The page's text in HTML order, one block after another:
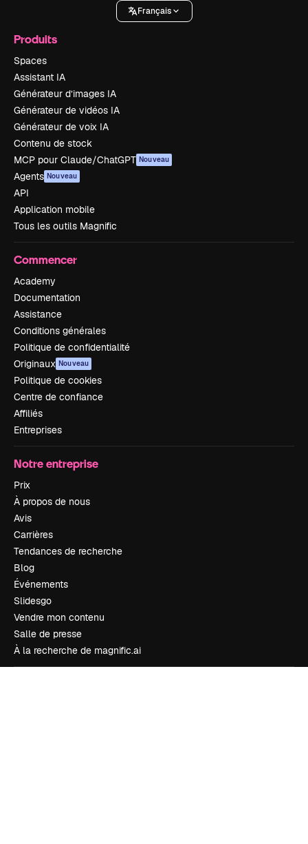
Français
Produits
Spaces
Assistant IA
Générateur d’images IA
Générateur de vidéos IA
Générateur de voix IA
Contenu de stock
MCP pour Claude/ChatGPT Nouveau
Agents Nouveau
API
Application mobile
Tous les outils Magnific
Commencer
Academy
Documentation
Assistance
Conditions générales
Politique de confidentialité
Originaux Nouveau
Politique de cookies
Centre de confiance
Affiliés
Entreprises
Notre entreprise
Prix
À propos de nous
Avis
Carrières
Tendances de recherche
Blog
Événements
Slidesgo
Vendre mon contenu
Salle de presse
À la recherche de magnific.ai